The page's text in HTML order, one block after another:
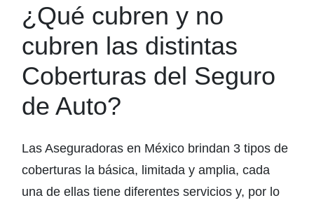
¿Qué cubren y no
cubren las distintas
Coberturas del Seguro
de Auto?
Las Aseguradoras en México brindan 3 tipos de
coberturas la básica, limitada y amplia, cada
una de ellas tiene diferentes servicios y, por lo